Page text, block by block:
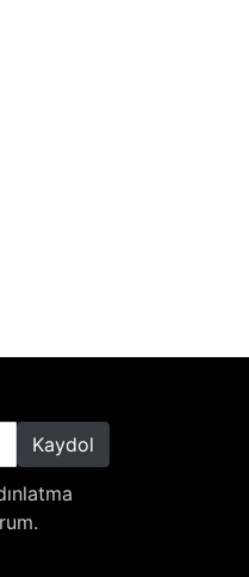
Kaydol